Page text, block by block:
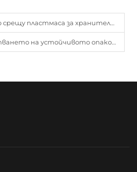
за хранителни стъкленици: Кое е по-добро за свежестта?
устойчивото опаковане: защо стъклени съдове за храни са в тренд